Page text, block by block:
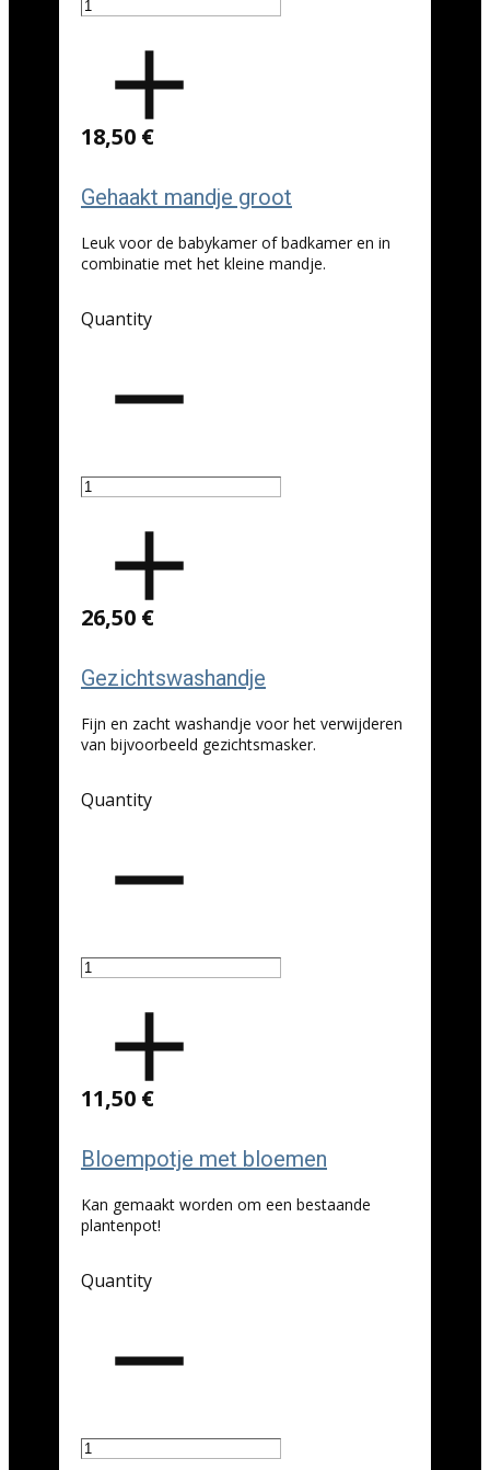
18,50 €
Gehaakt mandje groot
Leuk voor de babykamer of badkamer en in
combinatie met het kleine mandje.
Quantity
26,50 €
Gezichtswashandje
Fijn en zacht washandje voor het verwijderen
van bijvoorbeeld gezichtsmasker.
Quantity
11,50 €
Bloempotje met bloemen
Kan gemaakt worden om een bestaande
plantenpot!
Quantity